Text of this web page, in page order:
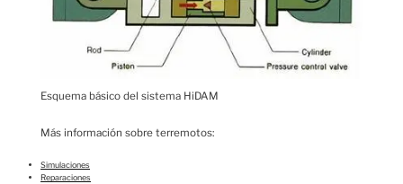
Esquema básico del sistema HiDAM
Más información sobre terremotos:
Simulaciones
Reparaciones